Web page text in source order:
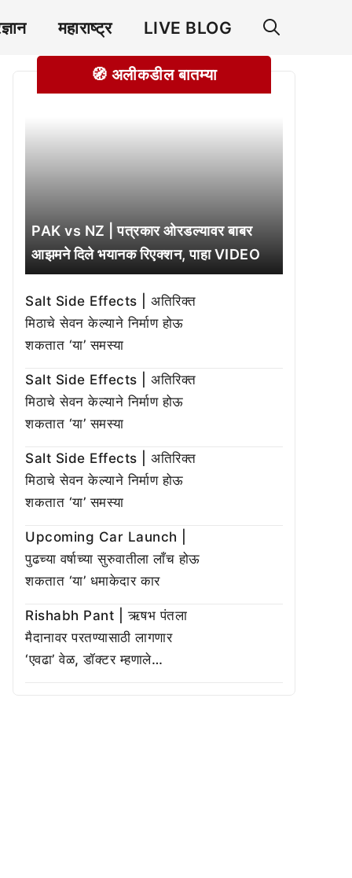
महाराष्ट्र LIVE BLOG
🧭 अलीकडील बातम्या
PAK vs NZ | पत्रकार ओरडल्यावर बाबर
आझमने दिले भयानक रिएक्शन, पाहा VIDEO
Salt Side Effects | अतिरिक्त
मिठाचे सेवन केल्याने निर्माण होऊ
शकतात ‘या’ समस्या
Salt Side Effects | अतिरिक्त
मिठाचे सेवन केल्याने निर्माण होऊ
शकतात ‘या’ समस्या
Salt Side Effects | अतिरिक्त
मिठाचे सेवन केल्याने निर्माण होऊ
शकतात ‘या’ समस्या
Upcoming Car Launch |
पुढच्या वर्षाच्या सुरुवातीला लाँच होऊ
शकतात ‘या’ धमाकेदार कार
Rishabh Pant | ऋषभ पंतला
मैदानावर परतण्यासाठी लागणार
‘एवढा’ वेळ, डॉक्टर म्हणाले…